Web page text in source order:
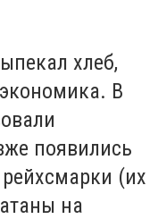
хлеб,
В
появились
(их
на